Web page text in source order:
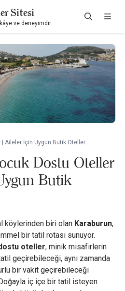
Sitesi
ve deneyimdir
Aileler İçin Uygun Butik Oteller
Dostu Oteller
Butik
köylerinden biri olan Karaburun,
bir tatil rotası sunuyor.
oteller, minik misafirlerin
geçirebileceği, aynı zamanda
bir vakit geçirebileceği
iç içe bir tatil isteyen